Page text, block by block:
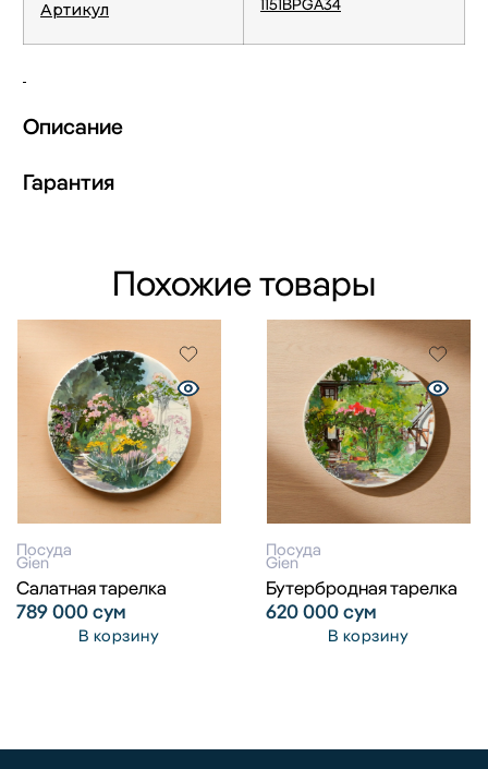
Артикул
Описание
Гарантия
Похожие товары
Посуда
Gien
Салатная тарелка
789 000сум
В корзину
Посуда
Gien
Бутербродная тарелка
620 000сум
В корзину